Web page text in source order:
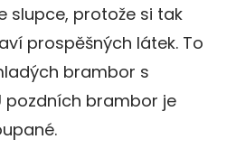
slupce, protože si tak
prospěšných látek. To
brambor s
pozdních brambor je